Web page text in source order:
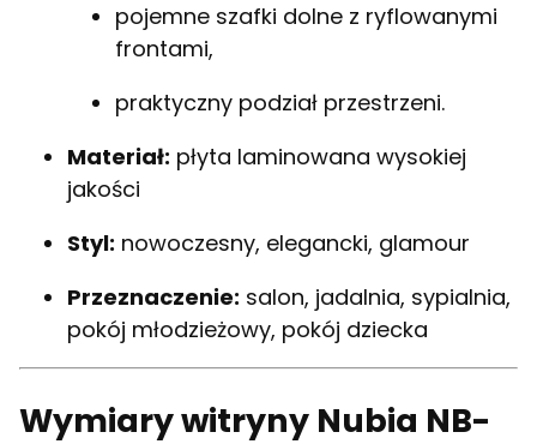
pojemne szafki dolne z ryflowanymi
frontami,
praktyczny podział przestrzeni.
Materiał: płyta laminowana wysokiej
jakości
Styl: nowoczesny, elegancki, glamour
Przeznaczenie: salon, jadalnia, sypialnia,
pokój młodzieżowy, pokój dziecka
Wymiary witryny Nubia NB-